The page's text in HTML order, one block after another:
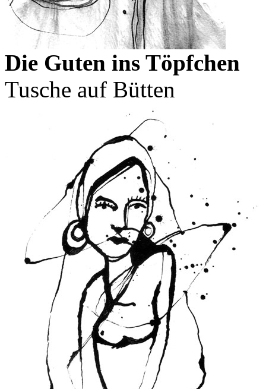
Die Guten ins Töpfchen
Tusche auf Bütten